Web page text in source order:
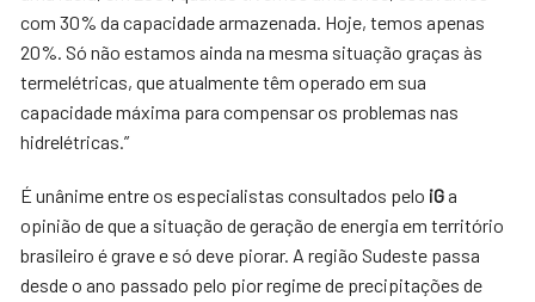
com 30% da capacidade armazenada. Hoje, temos apenas
20%. Só não estamos ainda na mesma situação graças às
termelétricas, que atualmente têm operado em sua
capacidade máxima para compensar os problemas nas
hidrelétricas.”
É unânime entre os especialistas consultados pelo iGa
opinião de que a situação de geração de energia em território
brasileiro é grave e só deve piorar. A região Sudeste passa
desde o ano passado pelo pior regime de precipitações de